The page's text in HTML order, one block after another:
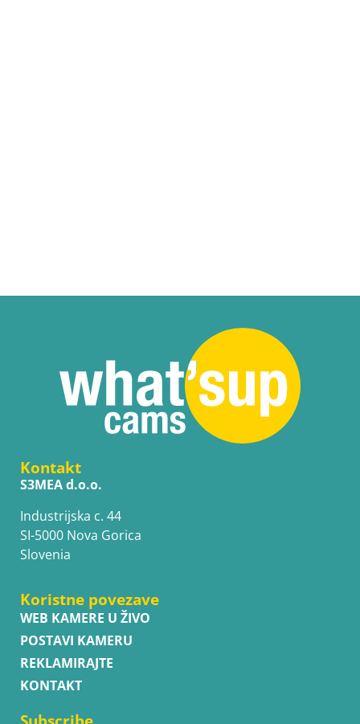
Kontakt
S3MEA d.o.o.
Industrijska c. 44
SI-5000 Nova Gorica
Slovenia
Koristne povezave
WEB KAMERE U ŽIVO
POSTAVI KAMERU
REKLAMIRAJTE
KONTAKT